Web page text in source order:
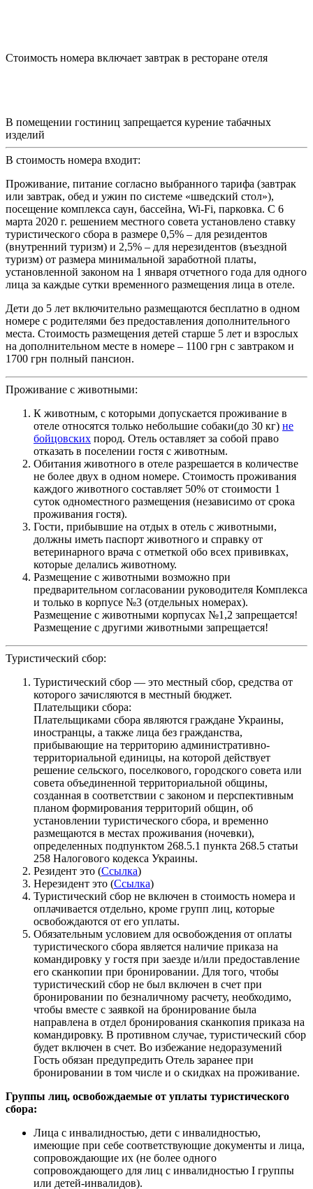
Стоимость номера включает завтрак в ресторане отеля
В помещении гостиниц запрещается курение табачных
изделий
В стоимость номера входит:
Проживание, питание согласно выбранного тарифа (завтрак
или завтрак, обед и ужин по системе «шведский стол»),
посещение комплекса саун, бассейна, Wi-Fi, парковка. С 6
марта 2020 г. решением местного совета установлено ставку
туристического сбора в размере 0,5% – для резидентов
(внутренний туризм) и 2,5% – для нерезидентов (въездной
туризм) от размера минимальной заработной платы,
установленной законом на 1 января отчетного года для одного
лица за каждые сутки временного размещения лица в отеле.
Дети до 5 лет включительно размещаются бесплатно в одном
номере с родителями без предоставления дополнительного
места. Стоимость размещения детей старше 5 лет и взрослых
на дополнительном месте в номере – 1100 грн с завтраком и
1700 грн полный пансион.
Проживание с животными:
К животным, с которыми допускается проживание в
отеле относятся только небольшие собаки(до 30 кг) не
бойцовских пород. Отель оставляет за собой право
отказать в поселении гостя с животным.
Обитания животного в отеле разрешается в количестве
не более двух в одном номере. Стоимость проживания
каждого животного составляет 50% от стоимости 1
суток одноместного размещения (независимо от срока
проживания гостя).
Гости, прибывшие на отдых в отель с животными,
должны иметь паспорт животного и справку от
ветеринарного врача с отметкой обо всех прививках,
которые делались животному.
Размещение с животными возможно при
предварительном согласовании руководителя Комплекса
и только в корпусе №3 (отдельных номерах).
Размещение с животными корпусах №1,2 запрещается!
Размещение с другими животными запрещается!
Туристический сбор:
Туристический сбор — это местный сбор, средства от
которого зачисляются в местный бюджет.
Плательщики сбора:
Плательщиками сбора являются граждане Украины,
иностранцы, а также лица без гражданства,
прибывающие на территорию административно-
территориальной единицы, на которой действует
решение сельского, поселкового, городского совета или
совета объединенной территориальной общины,
созданная в соответствии с законом и перспективным
планом формирования территорий общин, об
установлении туристического сбора, и временно
размещаются в местах проживания (ночевки),
определенных подпунктом 268.5.1 пункта 268.5 статьи
258 Налогового кодекса Украины.
Резидент это (Ссылка)
Нерезидент это (Ссылка)
Туристический сбор не включен в стоимость номера и
оплачивается отдельно, кроме групп лиц, которые
освобождаются от его уплаты.
Обязательным условием для освобождения от оплаты
туристического сбора является наличие приказа на
командировку у гостя при заезде и/или предоставление
его сканкопии при бронировании. Для того, чтобы
туристический сбор не был включен в счет при
бронировании по безналичному расчету, необходимо,
чтобы вместе с заявкой на бронирование была
направлена в отдел бронирования сканкопия приказа на
командировку. В противном случае, туристический сбор
будет включен в счет. Во избежание недоразумений
Гость обязан предупредить Отель заранее при
бронировании в том числе и о скидках на проживание.
Группы лиц, освобождаемые от уплаты туристического
сбора:
Лица с инвалидностью, дети с инвалидностью,
имеющие при себе соответствующие документы и лица,
сопровождающие их (не более одного
сопровождающего для лиц с инвалидностью I группы
или детей-инвалидов).